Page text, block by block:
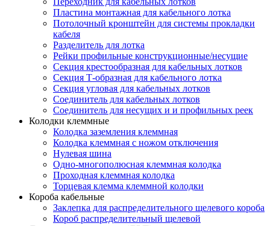
Пластина монтажная для кабельного лотка
Потолочный кронштейн для системы прокладки
кабеля
Разделитель для лотка
Рейки профильные конструкционные/несущие
Секция крестообразная для кабельных лотков
Секция Т-образная для кабельного лотка
Секция угловая для кабельных лотков
Соединитель для кабельных лотков
Соединитель для несущих и и профильных реек
Колодки клеммные
Колодка заземления клеммная
Колодка клеммная с ножом отключения
Нулевая шина
Одно-многополюсная клеммная колодка
Проходная клеммная колодка
Торцевая клемма клеммной колодки
Короба кабельные
Заклепка для распределительного щелевого короба
Короб распределительный щелевой